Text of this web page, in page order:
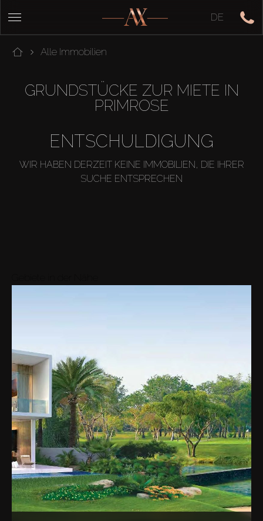
DE
Alle Immobilien
GRUNDSTÜCKE ZUR MIETE IN
PRIMROSE
ENTSCHULDIGUNG
WIR HABEN DERZEIT KEINE IMMOBILIEN, DIE IHRER
SUCHE ENTSPRECHEN